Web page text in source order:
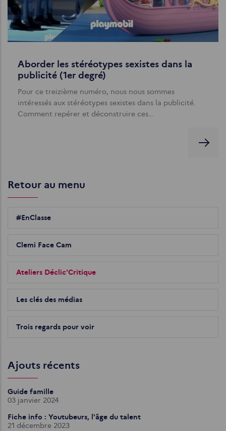
Aborder les stéréotypes sexistes dans la
publicité (1er degré)
Pour ce treizième numéro, nous nous sommes
intéressés aux stéréotypes sexistes dans la publicité.
Comment repérer et déconstruire ces…
Retour au menu
#EnClasse
Clemi Face Cam
Ateliers Déclic'Critique
Les clés des médias
Trois regards pour voir
Ajouts récents
Guide famille
03 janvier 2024
Fiche info : Youtubeurs, l'âge du talent
21 décembre 2023